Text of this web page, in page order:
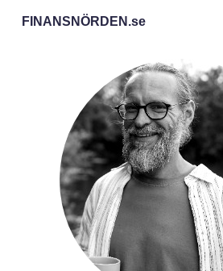
FINANSNÖRDEN.se